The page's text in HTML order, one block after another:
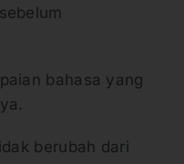
bahasa yang
berubah dari